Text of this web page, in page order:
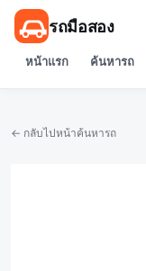
รถมือสอง
หน้าแรก ค้นหารถ
← กลับไปหน้าค้นหารถ